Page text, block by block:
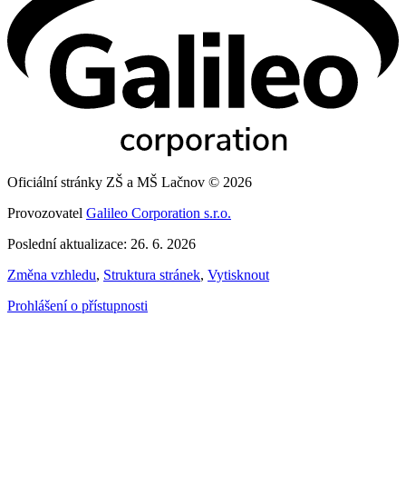
Oficiální stránky ZŠ a MŠ Lačnov © 2026
Provozovatel Galileo Corporation s.r.o.
Poslední aktualizace: 26. 6. 2026
Změna vzhledu, Struktura stránek, Vytisknout
Prohlášení o přístupnosti